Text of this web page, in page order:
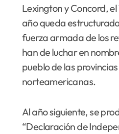
Lexington y Concord, el
año queda
fuerza armada de los
han de luchar en
pueblo de las
norteamericanas.
Al año siguiente, se
“Declaración de